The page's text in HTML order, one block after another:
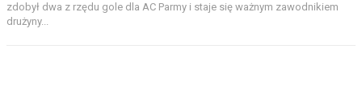
zdobył dwa z rzędu gole dla AC Parmy i staje się ważnym zawodnikiem
drużyny...